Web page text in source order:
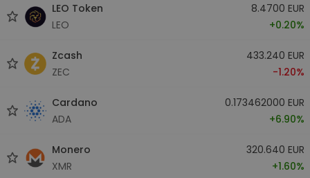
LEO Token
LEO
8.4700 EUR
+0.20%
Zcash
ZEC
433.240 EUR
-1.20%
Cardano
ADA
0.173462000 EUR
+6.90%
Monero
XMR
320.640 EUR
+1.60%